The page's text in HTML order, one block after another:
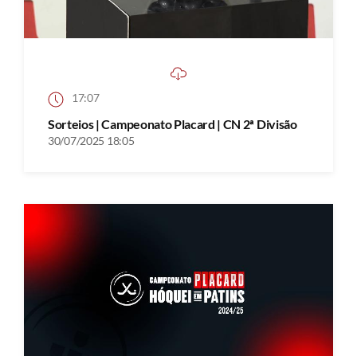
17:07
Sorteios | Campeonato Placard | CN 2ª Divisão
30/07/2025 18:05